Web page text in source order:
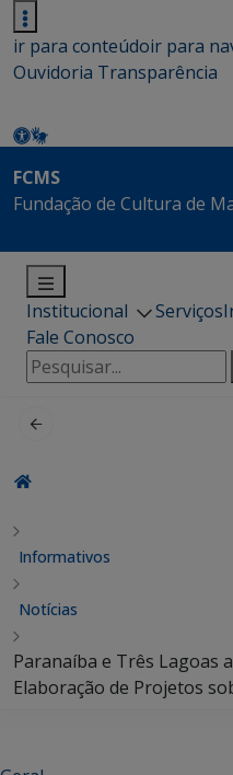
ir para conteúdoir para
Ouvidoria Transparência
FCMS
Fundação de Cultura de
Institucional Serviços
Fale Conosco
Pesquisar
por:
Informativos
Notícias
Paranaíba e Três Lagoas
Elaboração de Projetos